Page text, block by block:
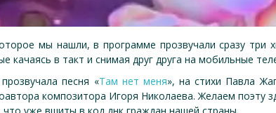
мы нашли, в программе прозвучали сразу три
качаясь в такт и снимая друг друга на мобильные
песня «Там нет меня», на стихи Павла
композитора Игоря Николаева. Желаем поэту